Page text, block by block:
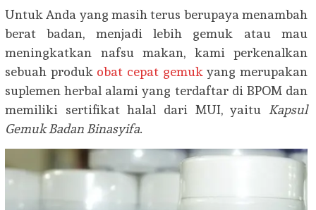
Untuk Anda yang masih terus berupaya menambah
berat badan, menjadi lebih gemuk atau mau
meningkatkan nafsu makan, kami perkenalkan
sebuah produk obat cepat gemuk yang merupakan
suplemen herbal alami yang terdaftar di BPOM dan
memiliki sertifikat halal dari MUI, yaitu Kapsul
Gemuk Badan Binasyifa.